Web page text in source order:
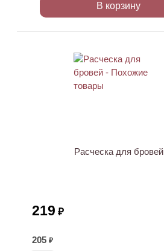
В корзину
Расческа для бровей
219 ₽
205 ₽